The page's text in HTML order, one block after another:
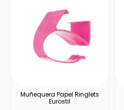
Muñequera Papel Ringlets
Eurostil